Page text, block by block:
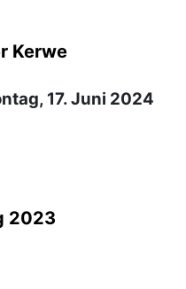
Kerwe
17. Juni 2024
2023